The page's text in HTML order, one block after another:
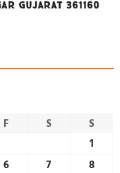
F S
S
1
6 7
8